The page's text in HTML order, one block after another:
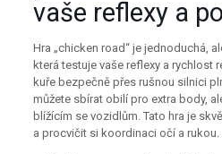
vaše reflexy a
Hra „chicken road“ je jednoduchá,
která testuje vaše reflexy a rychlost
kuře bezpečně přes rušnou silnici
můžete sbírat obilí pro extra body,
blížícím se vozidlům. Tato hra je
a procvičit si koordinaci očí a rukou.